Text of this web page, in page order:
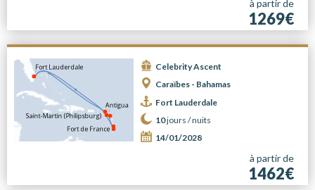
à partir de
1269€
Celebrity Ascent
Caraïbes - Bahamas
Fort Lauderdale
10jours /nuits
14/01/2028
à partir de
1462€